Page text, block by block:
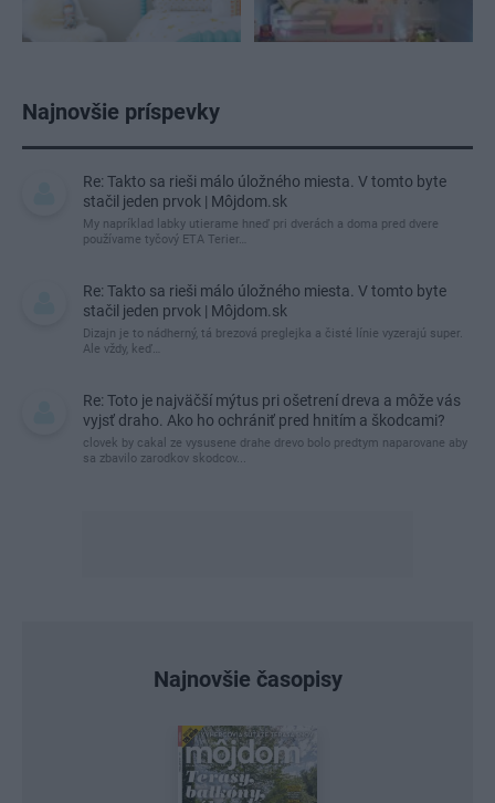
Najnovšie príspevky
Re: Takto sa rieši málo úložného miesta. V tomto byte
stačil jeden prvok | Môjdom.sk
My napríklad labky utierame hneď pri dverách a doma pred dvere
používame tyčový ETA Terier…
Re: Takto sa rieši málo úložného miesta. V tomto byte
stačil jeden prvok | Môjdom.sk
Dizajn je to nádherný, tá brezová preglejka a čisté línie vyzerajú super.
Ale vždy, keď…
Re: Toto je najväčší mýtus pri ošetrení dreva a môže vás
vyjsť draho. Ako ho ochrániť pred hnitím a škodcami?
clovek by cakal ze vysusene drahe drevo bolo predtym naparovane aby
sa zbavilo zarodkov skodcov...
Najnovšie časopisy